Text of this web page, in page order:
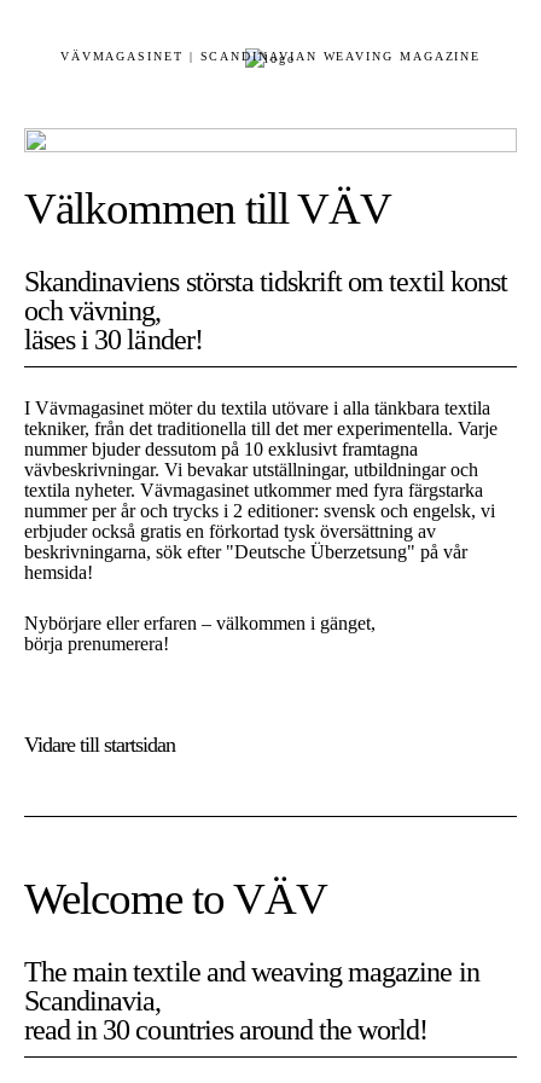
VÄVMAGASINET | SCANDINAVIAN WEAVING MAGAZINE
Välkommen till VÄV
Skandinaviens största tidskrift om textil konst
och vävning,
läses i 30 länder!
I Vävmagasinet möter du textila utövare i alla tänkbara textila
tekniker, från det traditionella till det mer experimentella. Varje
nummer bjuder dessutom på 10 exklusivt framtagna
vävbeskrivningar. Vi bevakar utställningar, utbildningar och
textila nyheter. Vävmagasinet utkommer med fyra färgstarka
nummer per år och trycks i 2 editioner: svensk och engelsk, vi
erbjuder också gratis en förkortad tysk översättning av
beskrivningarna, sök efter "Deutsche Überzetsung" på vår
hemsida!
Nybörjare eller erfaren – välkommen i gänget,
börja prenumerera!
Vidare till startsidan
Welcome to VÄV
The main textile and weaving magazine in
Scandinavia,
read in 30 countries around the world!
At Vävmagasinet we use cookies. Cookies are needed for the
site to work as expected.